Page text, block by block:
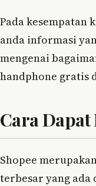
Pada kesempatan
anda informasi
mengenai
handphone gratis
Cara Dapat
Shopee
terbesar yang ada